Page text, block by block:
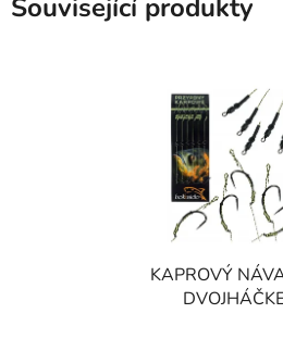
Související produkty
KAPROVÝ